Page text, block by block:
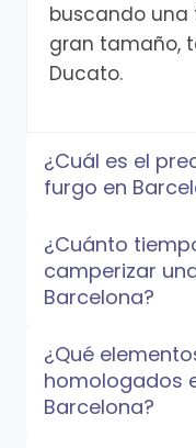
buscando
gran tamaño,
Ducato.
¿Cuál es el
furgo en
¿Cuánto
camperizar
Barcelona?
¿Qué
homologados
Barcelona?